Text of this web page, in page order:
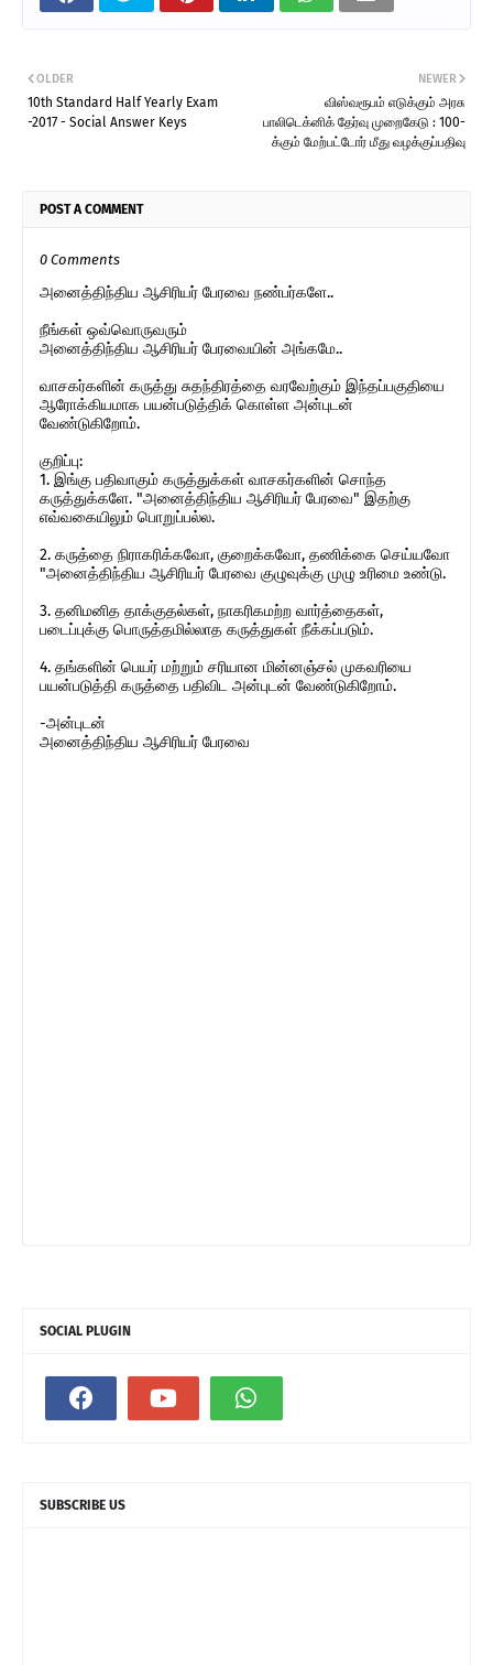
NEWER
விஸ்வரூபம் எடுக்கும் அரசு
பாலிடெக்னிக் தேர்வு முறைகேடு : 100-
க்கும் மேற்பட்டோர் மீது வழக்குப்பதிவு
OLDER
10th Standard Half Yearly Exam
-2017 - Social Answer Keys
POST A COMMENT
0 Comments
அனைத்திந்திய ஆசிரியர் பேரவை நண்பர்களே..
நீங்கள் ஒவ்வொருவரும்
அனைத்திந்திய ஆசிரியர் பேரவையின் அங்கமே..
வாசகர்களின் கருத்து சுதந்திரத்தை வரவேற்கும் இந்தப்பகுதியை
ஆரோக்கியமாக பயன்படுத்திக் கொள்ள அன்புடன்
வேண்டுகிறோம்.
குறிப்பு:
1. இங்கு பதிவாகும் கருத்துக்கள் வாசகர்களின் சொந்த
கருத்துக்களே. "அனைத்திந்திய ஆசிரியர் பேரவை" இதற்கு
எவ்வகையிலும் பொறுப்பல்ல.
2. கருத்தை நிராகரிக்கவோ, குறைக்கவோ, தணிக்கை செய்யவோ
"அனைத்திந்திய ஆசிரியர் பேரவை குழுவுக்கு முழு உரிமை உண்டு.
3. தனிமனித தாக்குதல்கள், நாகரிகமற்ற வார்த்தைகள்,
படைப்புக்கு பொருத்தமில்லாத கருத்துகள் நீக்கப்படும்.
4. தங்களின் பெயர் மற்றும் சரியான மின்னஞ்சல் முகவரியை
பயன்படுத்தி கருத்தை பதிவிட அன்புடன் வேண்டுகிறோம்.
-அன்புடன்
அனைத்திந்திய ஆசிரியர் பேரவை
SOCIAL PLUGIN
SUBSCRIBE US